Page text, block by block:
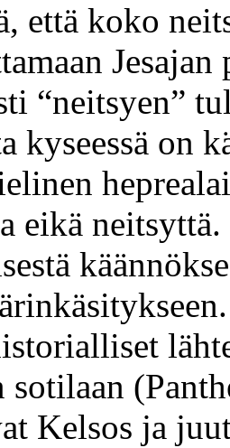
että koko
“neitsyen”
kyseessä on
eikä
sotilaan
Kelsos ja